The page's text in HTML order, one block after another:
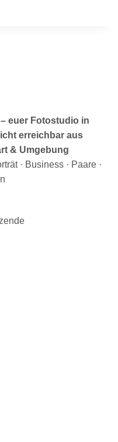
euer Fotostudio in
erreichbar aus
& Umgebung
· Business · Paare ·